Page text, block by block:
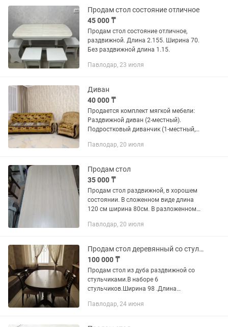
Продам стол состояние отличное
45 000 ₸
Продам стол состояние отличное,
раздвижной. Длина 2.155. Ширина 70.
Без раздвижной длина 1.15.
Павлодар, 23 июля
Диван
40 000 ₸
Продается комплект мягкой мебели:
Раздвижной диван (2-местный).
Подростковый диванчик (1-местный,
раскладывается). Состояние хорошее.
Павлодар, 20 июля
Продам стол
35 000 ₸
Продам стол раздвижной, в хорошем
состоянии. В сложенном виде длина
120 см ширина 80см. В разложенном
Павлодар, 20 июля
Продам стол деревянный со стульями
100 000 ₸
Продам стол из дуба раздвижной со
стульчиками.В наборе 6
стульчиков.Ширина 98 .Длина
Павлодар, 24 июня